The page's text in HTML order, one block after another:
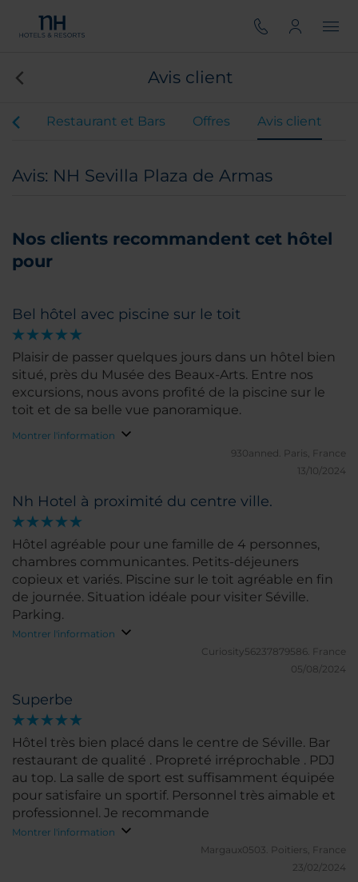
Avis client
Restaurant et Bars Offres Avis client
Avis: NH Sevilla Plaza de Armas
Nos clients recommandent cet hôtel
pour
Bel hôtel avec piscine sur le toit
Plaisir de passer quelques jours dans un hôtel bien
situé, près du Musée des Beaux-Arts. Entre nos
excursions, nous avons profité de la piscine sur le
toit et de sa belle vue panoramique.
Montrer l'information
930anned.
Paris, France
13/10/2024
Nh Hotel à proximité du centre ville.
Hôtel agréable pour une famille de 4 personnes,
chambres communicantes. Petits-déjeuners
copieux et variés. Piscine sur le toit agréable en fin
de journée. Situation idéale pour visiter Séville.
Parking.
Montrer l'information
Curiosity56237879586.
France
05/08/2024
Superbe
Hôtel très bien placé dans le centre de Séville. Bar
restaurant de qualité . Propreté irréprochable . PDJ
au top. La salle de sport est suffisamment équipée
pour satisfaire un sportif. Personnel très aimable et
professionnel. Je recommande
Montrer l'information
Margaux0503.
Poitiers, France
23/02/2024